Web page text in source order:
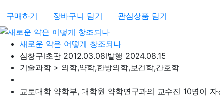
구매하기 장바구니 담기 관심상품 담기
새로운 약은 어떻게 창조되나
심창구l초판 2012.03.08l발행 2024.08.15
기술과학 > 의학,약학,한방의학,보건학,간호학
교토대학 약학부, 대학원 약학연구과의 교수진 10명이